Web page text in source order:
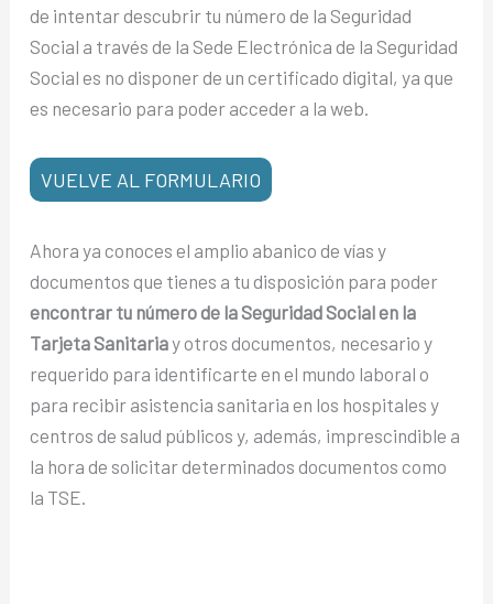
de intentar descubrir tu número de la Seguridad
Social a través de la Sede Electrónica de la Seguridad
Social es no disponer de un certificado digital, ya que
es necesario para poder acceder a la web.
VUELVE AL FORMULARIO
Ahora ya conoces el amplio abanico de vías y
documentos que tienes a tu disposición para poder
encontrar tu número de la Seguridad Social en la
Tarjeta Sanitariay otros documentos, necesario y
requerido para identificarte en el mundo laboral o
para recibir asistencia sanitaria en los hospitales y
centros de salud públicos y, además, imprescindible a
la hora de solicitar determinados documentos como
la TSE.